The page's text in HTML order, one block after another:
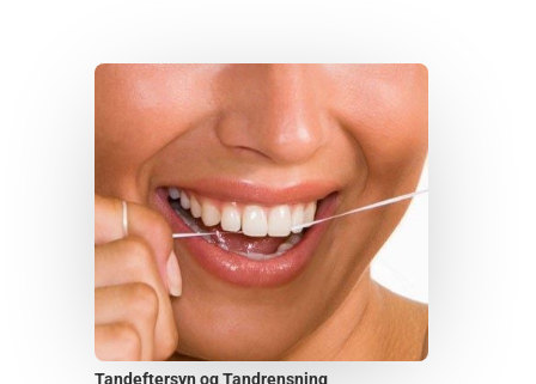
Tandeftersyn og Tandrensning